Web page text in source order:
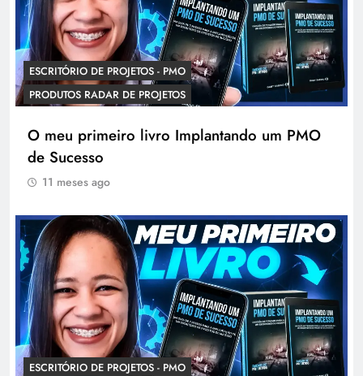
ESCRITÓRIO DE PROJETOS - PMO
PRODUTOS RADAR DE PROJETOS
O meu primeiro livro Implantando um PMO
de Sucesso
11 meses ago
ESCRITÓRIO DE PROJETOS - PMO